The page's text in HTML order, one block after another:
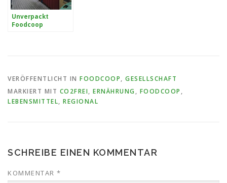
Unverpackt
Foodcoop
VERÖFFENTLICHT IN FOODCOOP, GESELLSCHAFT
MARKIERT MIT CO2FREI, ERNÄHRUNG , FOODCOOP ,
LEBENSMITTEL, REGIONAL
SCHREIBE EINEN KOMMENTAR
KOMMENTAR *